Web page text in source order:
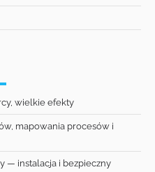
wielkie efekty
mapowania procesów i
— instalacja i bezpieczny